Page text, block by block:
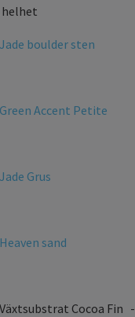
helhet
Jade boulder sten
Green Accent Petite
Jade Grus
Heaven sand
Växtsubstrat Cocoa Fin -